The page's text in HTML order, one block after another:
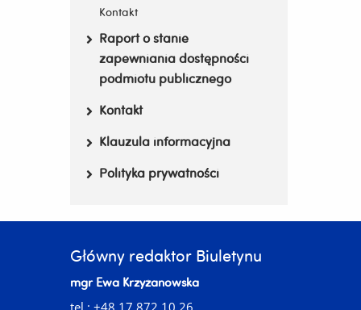
Kontakt
Raport o stanie
zapewniania dostępności
podmiotu publicznego
Kontakt
Klauzula informacyjna
Polityka prywatności
Główny redaktor Biuletynu
mgr Ewa Krzyżanowska
tel.: +48 17 872 10 26